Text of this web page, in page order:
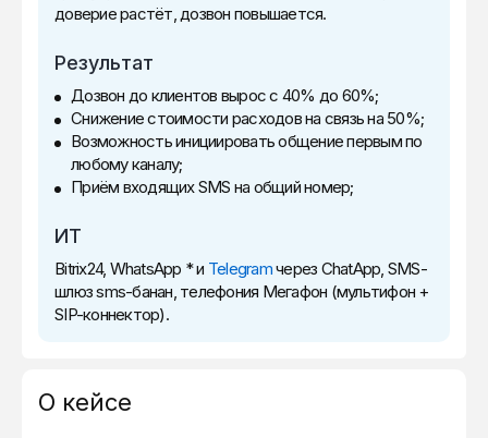
доверие растёт, дозвон повышается.
Результат
Дозвон до клиентов вырос с 40% до 60%;
Снижение стоимости расходов на связь на 50%;
Возможность инициировать общение первым по
любому каналу;
Приём входящих SMS на общий номер;
ИТ
Bitrix24, WhatsApp * и Telegramчерез ChatApp, SMS-
шлюз sms-банан, телефония Мегафон (мультифон +
SIP-коннектор).
О кейсе